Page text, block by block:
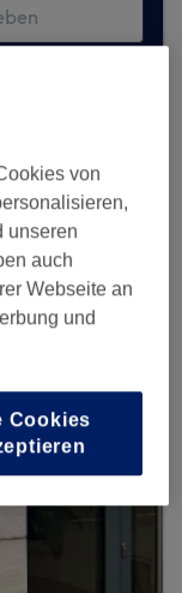
von
unseren
auch
Webseite an
und
Cookies